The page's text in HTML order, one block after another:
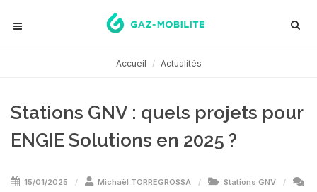
Accueil Actualités
Stations GNV : quels projets pour
ENGIE Solutions en 2025 ?
15/01/2025 Michaël TORREGROSSA Stations GNV